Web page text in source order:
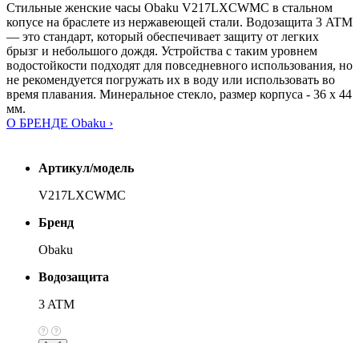
Стильные женские часы Obaku V217LXCWMC в стальном
копусе на браслете из нержавеющей стали. Водозащита 3 ATM
— это стандарт, который обеспечивает защиту от легких
брызг и небольшого дождя. Устройства с таким уровнем
водостойкости подходят для повседневного использования, но
не рекомендуется погружать их в воду или использовать во
время плавания. Минеральное стекло, размер корпуса - 36 х 44
мм.
О БРЕНДЕ Obaku ›
Артикул/модель
V217LXCWMC
Бренд
Obaku
Водозащита
3 ATM